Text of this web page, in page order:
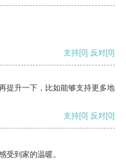
支持[0] 反对[0]
提升一下，比如能够支持更多地
支持[0] 反对[0]
受到家的温暖。